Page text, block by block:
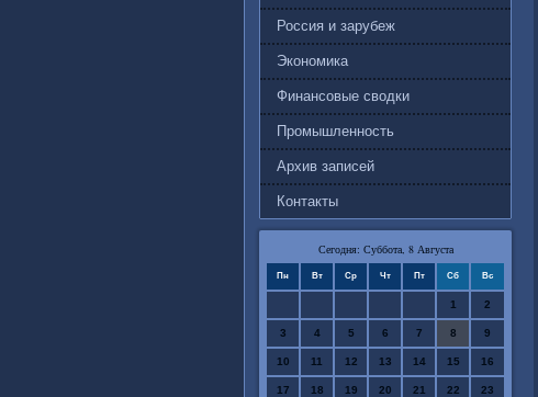
Россия и зарубеж
Экономика
Финансовые сводки
Промышленность
Архив записей
Контакты
Сегодня: Суббота, 8 Августа
Пн Вт Ср Чт Пт Сб Вс
1 2
3 4 5 6 7 8 9
10 11 12 13 14 15 16
17 18 19 20 21 22 23